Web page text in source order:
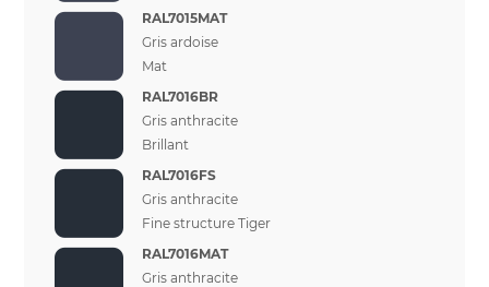
RAL7015MAT
Gris ardoise
Mat
RAL7016BR
Gris anthracite
Brillant
RAL7016FS
Gris anthracite
Fine structure Tiger
RAL7016MAT
Gris anthracite